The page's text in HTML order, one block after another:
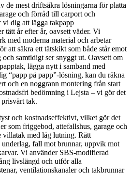
de mest driftsäkra lösningarna för platta
och förråd till carport och
vi dig att lägga takpapp
tätt år efter år, oavsett väder. Vi
med moderna material och arbetar
att säkra ett tätskikt som både står emot
samtidigt ser snyggt ut. Oavsett om
lägga nytt i samband med
“papp på papp”-lösning, kan du räkna
och en noggrann montering från start
bedömning i Lejsta – vi gör det
tak.
och kostnadseffektivt, vilket gör det
som friggebod, attefallshus, garage och
villatak med låg lutning. Rätt
fall mot brunnar, uppvik mot
Vi använder SBS-modifierad
livslängd och utför alla
ventilationskanaler och takbrunnar